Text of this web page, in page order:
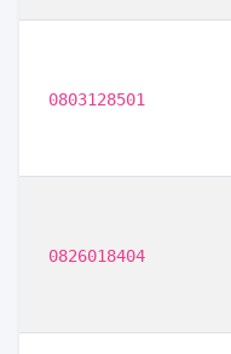
0803128501
0826018404